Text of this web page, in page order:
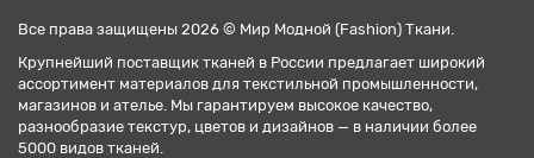
Все права защищены 2026 © Мир Модной (Fashion) Ткани.
Крупнейший поставщик тканей в России предлагает широкий
ассортимент материалов для текстильной промышленности,
магазинов и ателье. Мы гарантируем высокое качество,
разнообразие текстур, цветов и дизайнов — в наличии более
5000 видов тканей.